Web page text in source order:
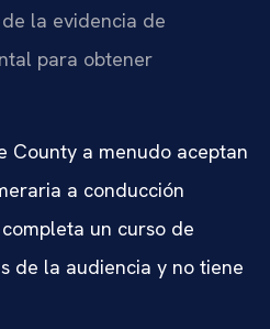
la evidencia de
para obtener
County a menudo aceptan
a conducción
un curso de
de la audiencia y no tiene